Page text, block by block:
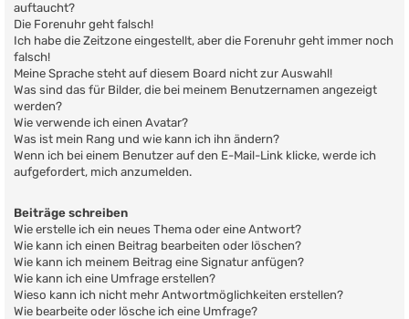
auftaucht?
Die Forenuhr geht falsch!
Ich habe die Zeitzone eingestellt, aber die Forenuhr geht immer noch
falsch!
Meine Sprache steht auf diesem Board nicht zur Auswahl!
Was sind das für Bilder, die bei meinem Benutzernamen angezeigt
werden?
Wie verwende ich einen Avatar?
Was ist mein Rang und wie kann ich ihn ändern?
Wenn ich bei einem Benutzer auf den E-Mail-Link klicke, werde ich
aufgefordert, mich anzumelden.
Beiträge schreiben
Wie erstelle ich ein neues Thema oder eine Antwort?
Wie kann ich einen Beitrag bearbeiten oder löschen?
Wie kann ich meinem Beitrag eine Signatur anfügen?
Wie kann ich eine Umfrage erstellen?
Wieso kann ich nicht mehr Antwortmöglichkeiten erstellen?
Wie bearbeite oder lösche ich eine Umfrage?